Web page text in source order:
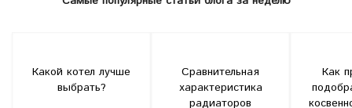
Какой котел лучше
выбрать?
Сравнительная
характеристика
радиаторов
Как